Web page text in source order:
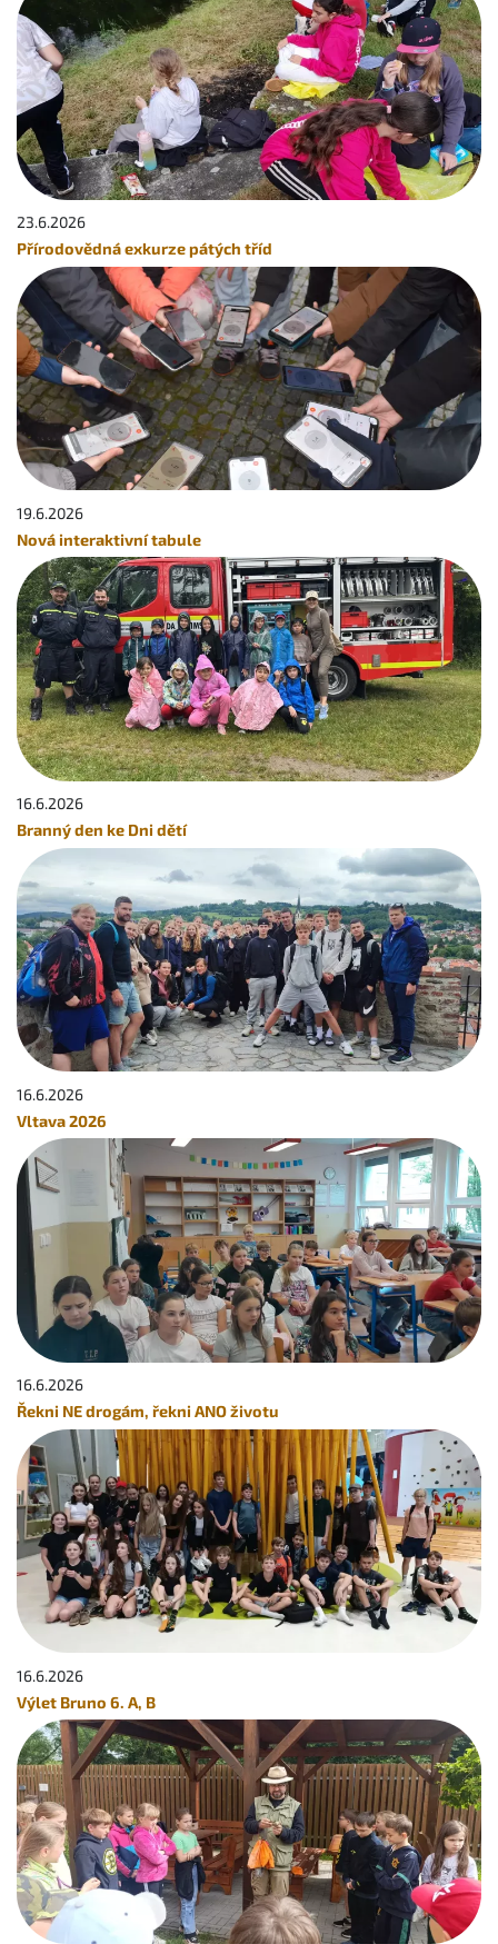
23.6.2026
Přírodovědná exkurze pátých tříd
19.6.2026
Nová interaktivní tabule
16.6.2026
Branný den ke Dni dětí
16.6.2026
Vltava 2026
16.6.2026
Řekni NE drogám, řekni ANO životu
16.6.2026
Výlet Bruno 6. A, B